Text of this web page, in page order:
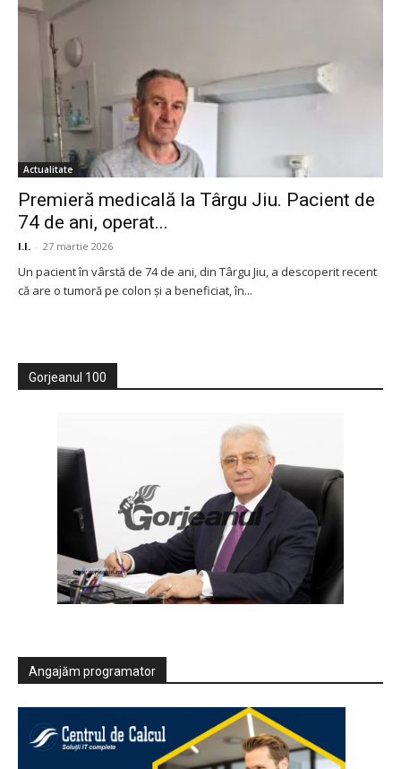
Actualitate
Premieră medicală la Târgu Jiu. Pacient de
74 de ani, operat...
I.I. - 27 martie 2026
Un pacient în vârstă de 74 de ani, din Târgu Jiu, a descoperit recent
că are o tumoră pe colon și a beneficiat, în...
Gorjeanul 100
Angajăm programator